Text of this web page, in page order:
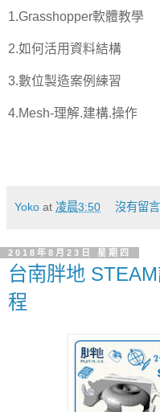
1.Grasshopper軟體教學
2.如何活用資料結構
3.數位製造案例練習
4.Mesh-理解.建構.操作
Yoko at 凌晨3:50 沒有留
2018年8月23日 星期四
台南胖地
程